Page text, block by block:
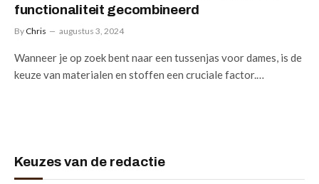
functionaliteit gecombineerd
By Chris augustus 3, 2024
Wanneer je op zoek bent naar een tussenjas voor dames, is de
keuze van materialen en stoffen een cruciale factor.…
Keuzes van de redactie